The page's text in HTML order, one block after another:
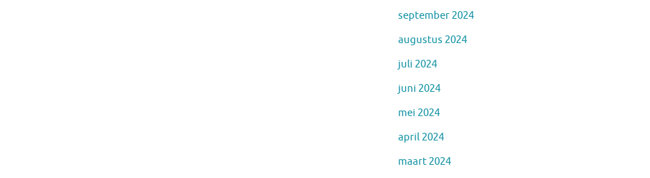
september 2024
augustus 2024
juli 2024
juni 2024
mei 2024
april 2024
maart 2024